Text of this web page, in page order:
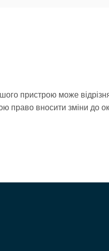
пристрою може
право вносити зміни до